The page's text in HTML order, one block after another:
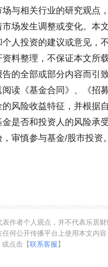
与相关行业的研究观点
市场发生调整或变化。本
人投资的建议或意见，
料整理，不保证本文所
告的全部或部分内容而引
读《基金合同》、《招
风险收益特征，并根据
是否和投资人的风险承
审慎参与基金/股市投资。
作者个人观点，并不代表乐居
何公开传播平台上使用本文内
点击【联系客服】